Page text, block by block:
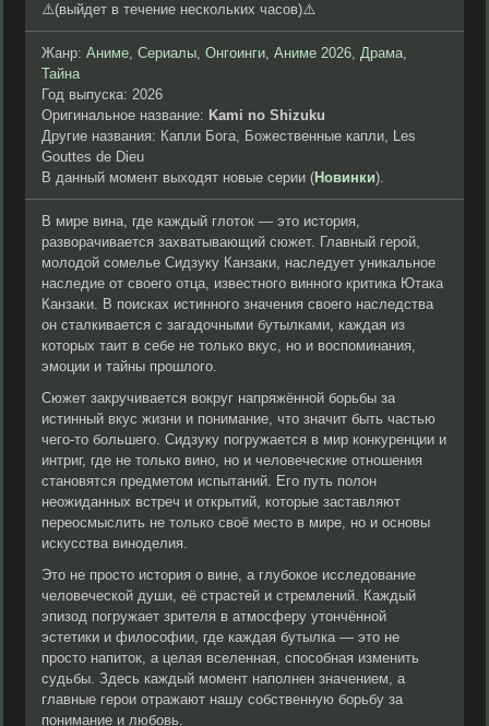
⚠️(выйдет в течение нескольких часов)⚠️
Жанр: Аниме, Сериалы, Онгоинги, Аниме 2026, Драма,
Тайна
Год выпуска: 2026
Оригинальное название: Kami no Shizuku
Другие названия: Капли Бога, Божественные капли, Les
Gouttes de Dieu
В данный момент выходят новые серии (Новинки).
В мире вина, где каждый глоток — это история,
разворачивается захватывающий сюжет. Главный герой,
молодой сомелье Сидзуку Канзаки, наследует уникальное
наследие от своего отца, известного винного критика Ютака
Канзаки. В поисках истинного значения своего наследства
он сталкивается с загадочными бутылками, каждая из
которых таит в себе не только вкус, но и воспоминания,
эмоции и тайны прошлого.
Сюжет закручивается вокруг напряжённой борьбы за
истинный вкус жизни и понимание, что значит быть частью
чего-то большего. Сидзуку погружается в мир конкуренции и
интриг, где не только вино, но и человеческие отношения
становятся предметом испытаний. Его путь полон
неожиданных встреч и открытий, которые заставляют
переосмыслить не только своё место в мире, но и основы
искусства виноделия.
Это не просто история о вине, а глубокое исследование
человеческой души, её страстей и стремлений. Каждый
эпизод погружает зрителя в атмосферу утончённой
эстетики и философии, где каждая бутылка — это не
просто напиток, а целая вселенная, способная изменить
судьбы. Здесь каждый момент наполнен значением, а
главные герои отражают нашу собственную борьбу за
понимание и любовь.